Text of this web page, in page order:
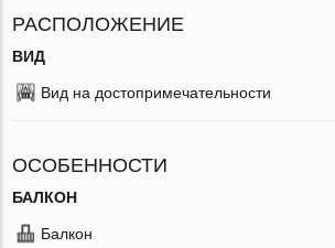
РАСПОЛОЖЕНИЕ
ВИД
Вид на достопримечательности
ОСОБЕННОСТИ
БАЛКОН
Балкон